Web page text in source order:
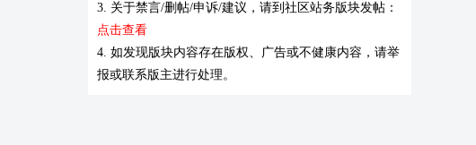
3. 关于禁言/删帖/申诉/建议，请到社区站务版块发帖：
点击查看
4. 如发现版块内容存在版权、广告或不健康内容，请举
报或联系版主进行处理。